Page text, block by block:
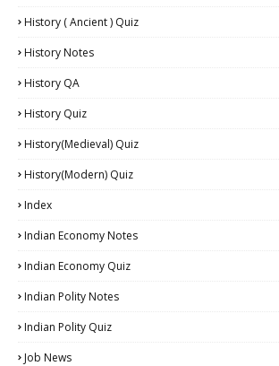
History ( Ancient ) Quiz
History Notes
History QA
History Quiz
History(Medieval) Quiz
History(Modern) Quiz
Index
Indian Economy Notes
Indian Economy Quiz
Indian Polity Notes
Indian Polity Quiz
Job News